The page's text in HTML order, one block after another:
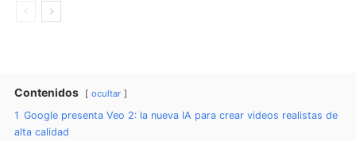
Contenidos ocultar
1 Google presenta Veo 2: la nueva IA para crear videos realistas de
alta calidad